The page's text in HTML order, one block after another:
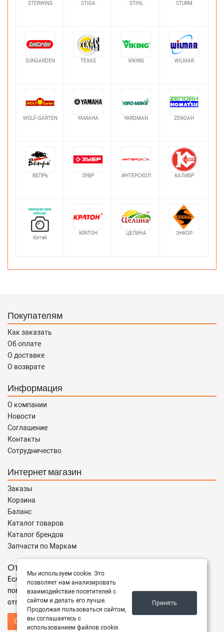
STERWINS STIGA STIHL STURM
SUNGARDEN TEXAS VIKING WILMAR
WOLF-GARTEN YAMAHA YARDMAN ZENOAH
ВЕПРЬ ЗУБР ИНТЕРСКОЛ КАЛИБР
Китай
КРАТОН ЦЕЛИНА ЭНКОР
Покупателям
Как заказать
Об оплате
О доставке
О возврате
Информация
О компании
Новости
Соглашение
Контакты
Сотрудничество
Интернет магазин
Заказы
Корзина
Баланс
Каталог товаров
Каталог брендов
Запчасти по Маркам
Отправить запрос
Если Вы не нашли нужные запчасти, или Вам требуется
помощь в подборе,
отправьте нам запрос - мы Вам поможем
Отправить запрос продавцу
Мы используем cookie. Это
позволяет нам анализировать
взаимодействие посетителей с
сайтом и делать его лучше.
Продолжая пользоваться сайтом,
вы соглашаетесь с
использованием файлов cookie.
Принять